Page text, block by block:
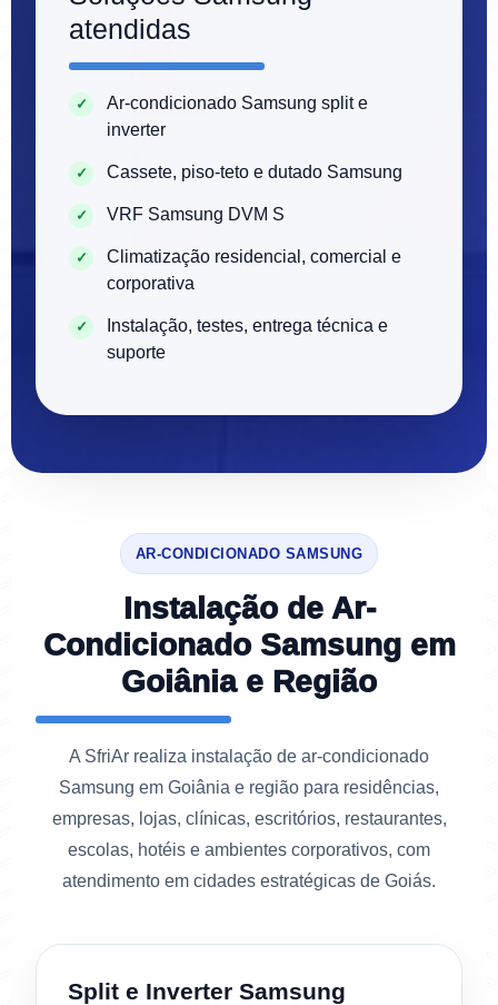
atendidas
Ar-condicionado Samsung split e
inverter
Cassete, piso-teto e dutado Samsung
VRF Samsung DVM S
Climatização residencial, comercial e
corporativa
Instalação, testes, entrega técnica e
suporte
AR-CONDICIONADO SAMSUNG
Instalação de Ar-
Condicionado Samsung em
Goiânia e Região
A SfriAr realiza instalação de ar-condicionado
Samsung em Goiânia e região para residências,
empresas, lojas, clínicas, escritórios, restaurantes,
escolas, hotéis e ambientes corporativos, com
atendimento em cidades estratégicas de Goiás.
Split e Inverter Samsung